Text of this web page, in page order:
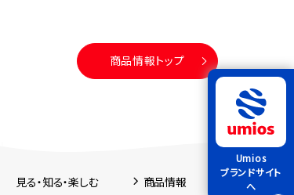
商品情報トップ
Umios
ブランドサイト
へ
見る・知る・楽しむ 商品情報